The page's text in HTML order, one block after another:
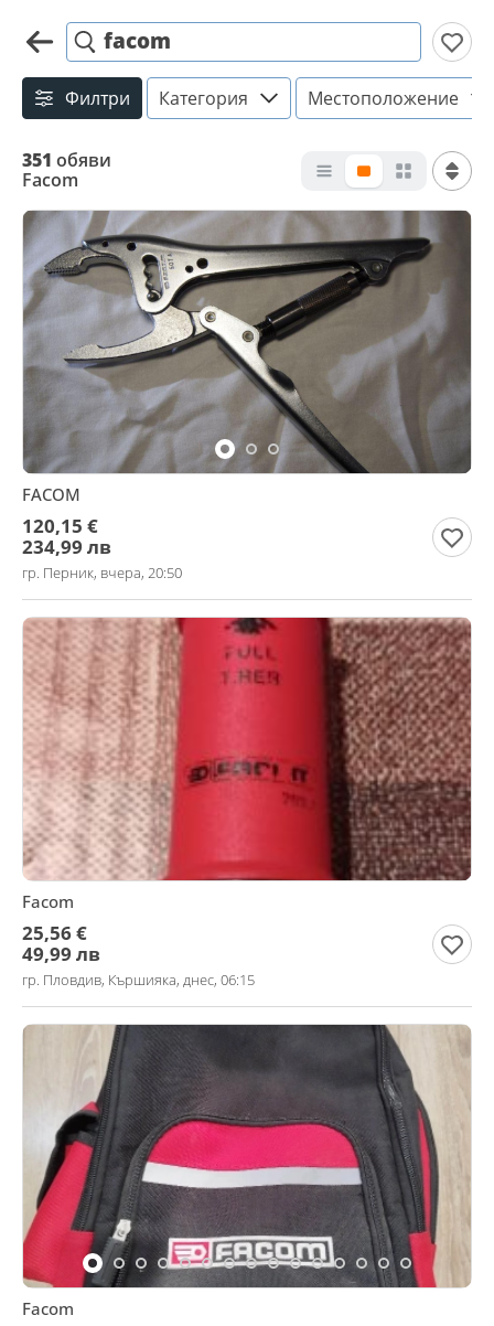
facom
Филтри Категория Местоположение
351 обяви
Facom
FACOM
120,15 €
234,99 лв
гр. Перник, вчера, 20:50
Facom
25,56 €
49,99 лв
гр. Пловдив, Кършияка, днес, 06:15
Facom